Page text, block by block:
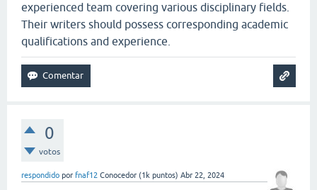
experienced team covering various disciplinary fields.
Their writers should possess corresponding academic
qualifications and experience.
0
votos
respondido por fnaf12 Conocedor (1k puntos) Abr 22, 2024